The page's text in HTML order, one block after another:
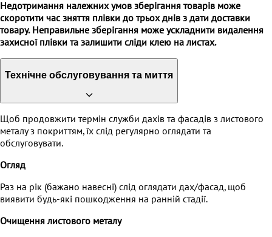
Недотримання належних умов зберігання товарів може
скоротити час зняття плівки до трьох днів з дати доставки
товару. Неправильне зберігання може ускладнити видалення
захисної плівки та залишити сліди клею на листах.
Технічне обслуговування та миття
Щоб продовжити термін служби дахів та фасадів з листового
металу з покриттям, їх слід регулярно оглядати та
обслуговувати.
Огляд
Раз на рік (бажано навесні) слід оглядати дах/фасад, щоб
виявити будь-які пошкодження на ранній стадії.
Очищення листового металу